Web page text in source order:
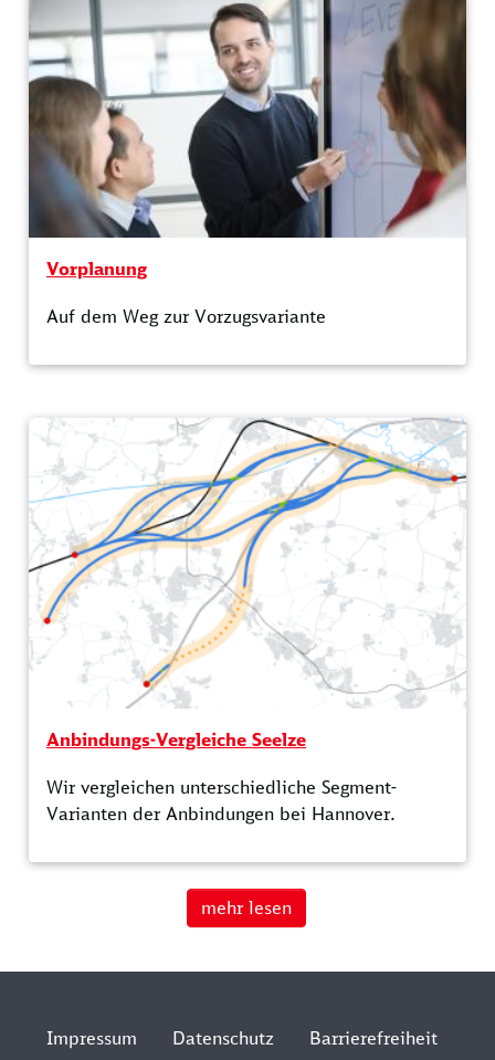
Vorplanung
Auf dem Weg zur Vorzugsvariante
Anbindungs-Vergleiche Seelze
Wir vergleichen unterschiedliche Segment-
Varianten der Anbindungen bei Hannover.
mehr lesen
Impressum Datenschutz Barrierefreiheit